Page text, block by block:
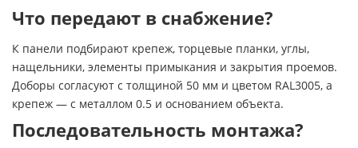
Что передают в снабжение?
К панели подбирают крепеж, торцевые планки, углы,
нащельники, элементы примыкания и закрытия проемов.
Доборы согласуют с толщиной 50 мм и цветом RAL3005, а
крепеж — с металлом 0.5 и основанием объекта.
Последовательность монтажа?